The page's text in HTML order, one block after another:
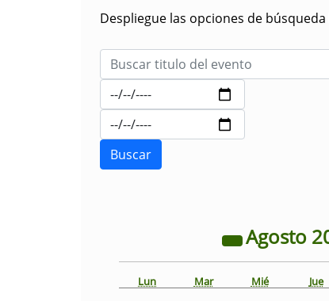
Despliegue las opciones de
Agosto
Lun Mar Mié Jue